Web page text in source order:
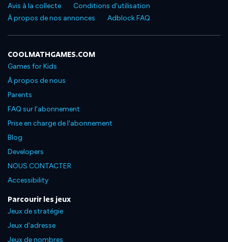
Avis à la collecte
Conditions d'utilisation
À propos de nos annonces
Adblock FAQ
COOLMATHGAMES.COM
Games for Kids
À propos de nous
Parents
FAQ sur l'abonnement
Prise en charge de l'abonnement
Blog
Developers
NOUS CONTACTER
Accessibility
Parcourir les jeux
Jeux de stratégie
Jeux d'adresse
Jeux de nombres